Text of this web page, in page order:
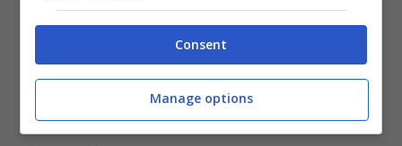
Se quello che vi spaventa maggiormente
turbolenzeallora scegliete i posti
spesso sono quelli della prima classe.
Consent
Manage options